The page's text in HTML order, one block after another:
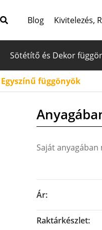
Blog Kivitelezés,
Sötétítő és Dekor
függönyök
Saját
Ár:
Raktárkészlet: